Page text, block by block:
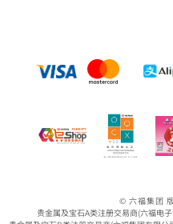
© 六福集团
贵金属及宝石A类注册交易商(六福电